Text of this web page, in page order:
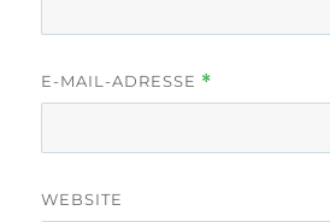
E-MAIL-ADRESSE *
WEBSITE